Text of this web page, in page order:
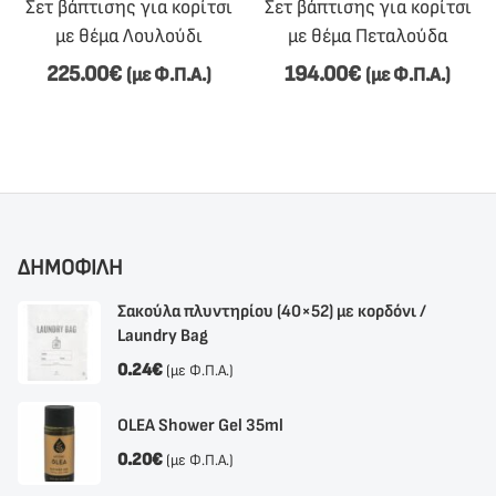
Σετ βάπτισης για κορίτσι
με θέμα Λουλούδι
225.00€ (με Φ.Π.Α.)
Σετ βάπτισης για κορίτσι
με θέμα Πεταλούδα
194.00€ (με Φ.Π.Α.)
ΔΗΜΟΦΙΛΗ
Σακούλα πλυντηρίου (40×52) με κορδόνι /
Laundry Bag
0.24€ (με Φ.Π.Α.)
OLEA Shower Gel 35ml
0.20€ (με Φ.Π.Α.)